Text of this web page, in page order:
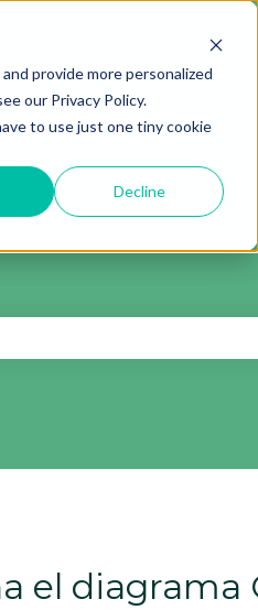
provide more personalized
our Privacy Policy.
to use just one tiny cookie
Decline
de ayuda Ir al portal
el diagrama